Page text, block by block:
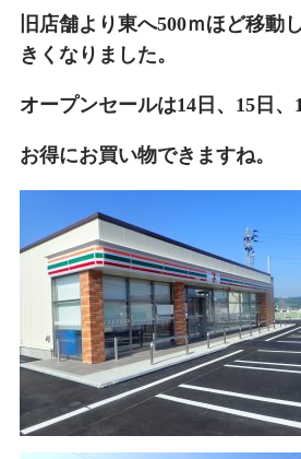
旧店舗より東へ500ｍほど移動
きくなりました。
オープンセールは14日、15日、
お得にお買い物できますね。